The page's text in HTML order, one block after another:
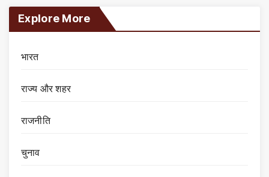
Explore More
भारत
राज्य और शहर
राजनीति
चुनाव